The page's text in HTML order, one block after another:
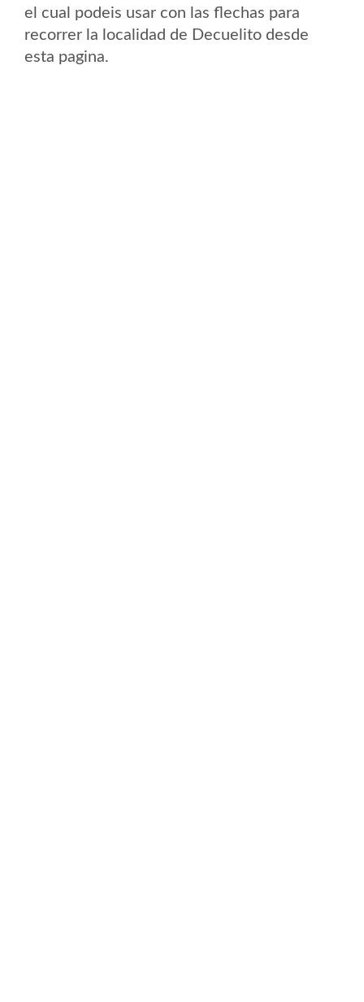
el cual podeis usar con las flechas para
recorrer la localidad de Decuelito desde
esta pagina.